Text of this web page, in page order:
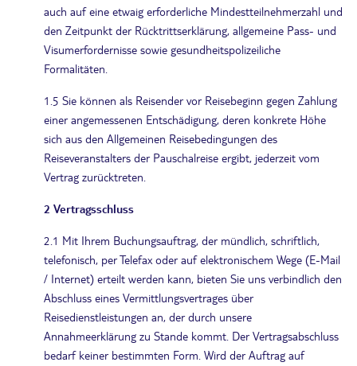
auch auf eine etwaig erforderliche Mindestteilnehmerzahl und
den Zeitpunkt der Rücktrittserklärung, allgemeine Pass- und
Visumerfordernisse sowie gesundheitspolizeiliche
Formalitäten.
1.5 Sie können als Reisender vor Reisebeginn gegen Zahlung
einer angemessenen Entschädigung, deren konkrete Höhe
sich aus den Allgemeinen Reisebedingungen des
Reiseveranstalters der Pauschalreise ergibt, jederzeit vom
Vertrag zurücktreten.
2 Vertragsschluss
2.1 Mit Ihrem Buchungsauftrag, der mündlich, schriftlich,
telefonisch, per Telefax oder auf elektronischem Wege (E-Mail
/ Internet) erteilt werden kann, bieten Sie uns verbindlich den
Abschluss eines Vermittlungsvertrages über
Reisedienstleistungen an, der durch unsere
Annahmeerklärung zu Stande kommt. Der Vertragsabschluss
bedarf keiner bestimmten Form. Wird der Auftrag auf